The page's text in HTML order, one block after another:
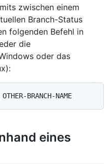
zwischen einem
Branch-Status
folgenden Befehl in
die
oder das
eines